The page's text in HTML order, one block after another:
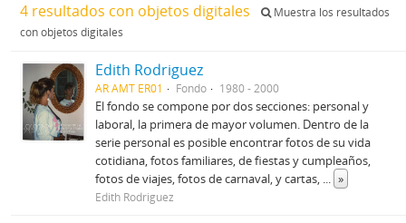
4 resultados con objetos digitales
Muestra los resultados
con objetos digitales
Edith Rodriguez
AR AMT ER01 Fondo 1980 - 2000
El fondo se compone por dos secciones: personal y
laboral, la primera de mayor volumen. Dentro de la
serie personal es posible encontrar fotos de su vida
cotidiana, fotos familiares, de fiestas y cumpleaños,
fotos de viajes, fotos de carnaval, y cartas, ... »
Edith Rodriguez